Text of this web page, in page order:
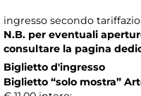
ingresso secondo
N.B. per eventuali
consultare la pagina
Biglietto d'ingresso
Biglietto “solo mostra”